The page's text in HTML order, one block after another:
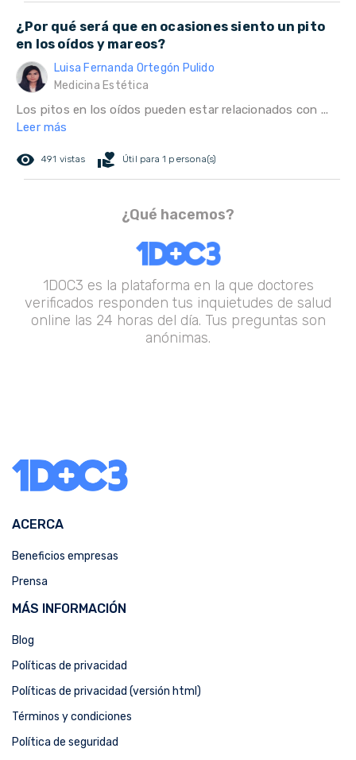
¿Por qué será que en ocasiones siento un pito
en los oídos y mareos?
Luisa Fernanda Ortegón Pulido
Medicina Estética
Los pitos en los oídos pueden estar relacionados con ...
Leer más
remove_red_eye 491 vistas volunteer_activism Útil para 1 persona(s)
¿Qué hacemos?
1DOC3 es la plataforma en la que doctores
verificados responden tus inquietudes de salud
online las 24 horas del día. Tus preguntas son
anónimas.
ACERCA
Beneficios empresas
Prensa
MÁS INFORMACIÓN
Blog
Políticas de privacidad
Políticas de privacidad (versión html)
Términos y condiciones
Política de seguridad